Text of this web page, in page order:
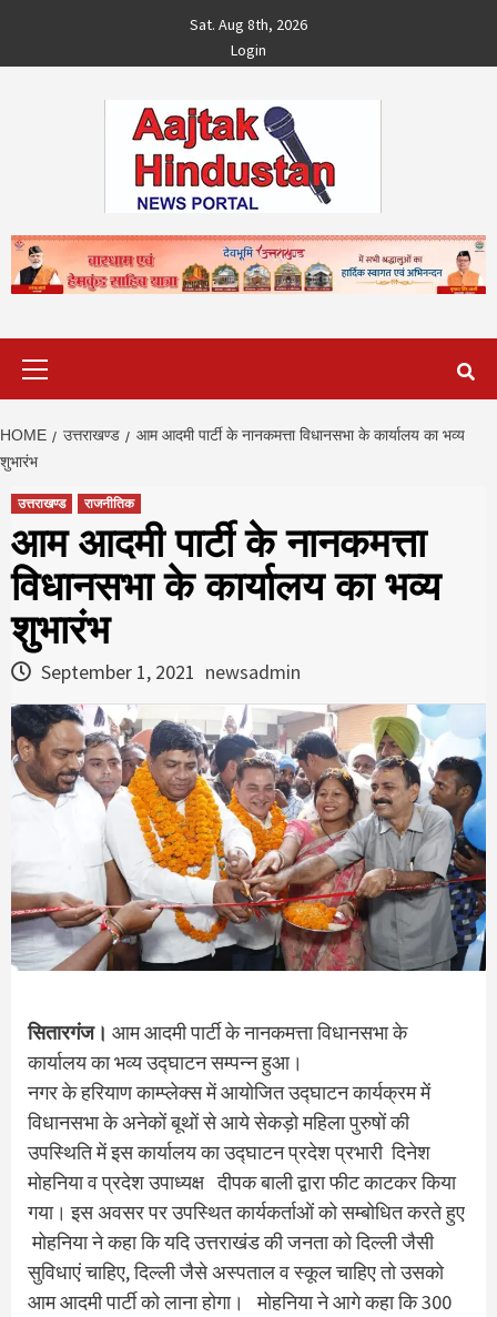
content
Sat. Aug 8th, 2026
Login
HOME उत्तराखण्ड
आम आदमी पार्टी के नानकमत्ता विधानसभा के कार्यालय का भव्य
शुभारंभ
उत्तराखण्ड राजनीतिक
आम आदमी पार्टी के नानकमत्ता
विधानसभा के कार्यालय का भव्य
शुभारंभ
September 1, 2021 newsadmin
सितारगंज। आम आदमी पार्टी के नानकमत्ता विधानसभा के
कार्यालय का भव्य उद्घाटन सम्पन्न हुआ।
नगर के हरियाण काम्प्लेक्स में आयोजित उद्घाटन कार्यक्रम में
विधानसभा के अनेकों बूथों से आये सेकड़ो महिला पुरुषों की
उपस्थिति में इस कार्यालय का उद्घाटन प्रदेश प्रभारी दिनेश
मोहनिया व प्रदेश उपाध्यक्ष दीपक बाली द्वारा फीट काटकर किया
गया। इस अवसर पर उपस्थित कार्यकर्ताओं को सम्बोधित करते हुए
मोहनिया ने कहा कि यदि उत्तराखंड की जनता को दिल्ली जैसी
सुविधाएं चाहिए, दिल्ली जैसे अस्पताल व स्कूल चाहिए तो उसको
आम आदमी पार्टी को लाना होगा। मोहनिया ने आगे कहा कि 300